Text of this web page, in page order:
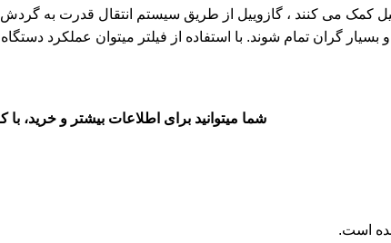
کمک می کنند ، گازوییل از طریق سیستم انتقال قدرت به
گران تمام شوند. با استفاده از فیلتر میتوان عملکرد
شما میتوانید برای اطلاعات بیشتر و خرید،
است.